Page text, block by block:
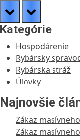
prev next
Kategórie
Hospodárenie
Rybársky
Rybárska stráž
Úlovky
Najnovšie
Zákaz
Zákaz